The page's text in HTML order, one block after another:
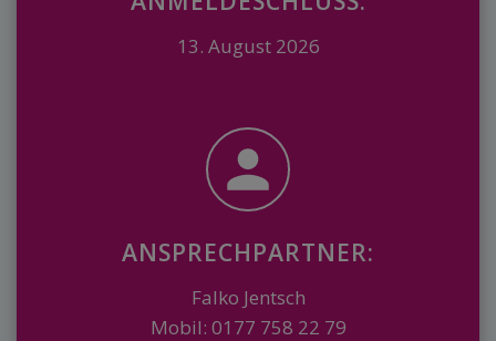
13. August 2026
ANSPRECHPARTNER:
Falko Jentsch
Mobil: 0177 758 22 79